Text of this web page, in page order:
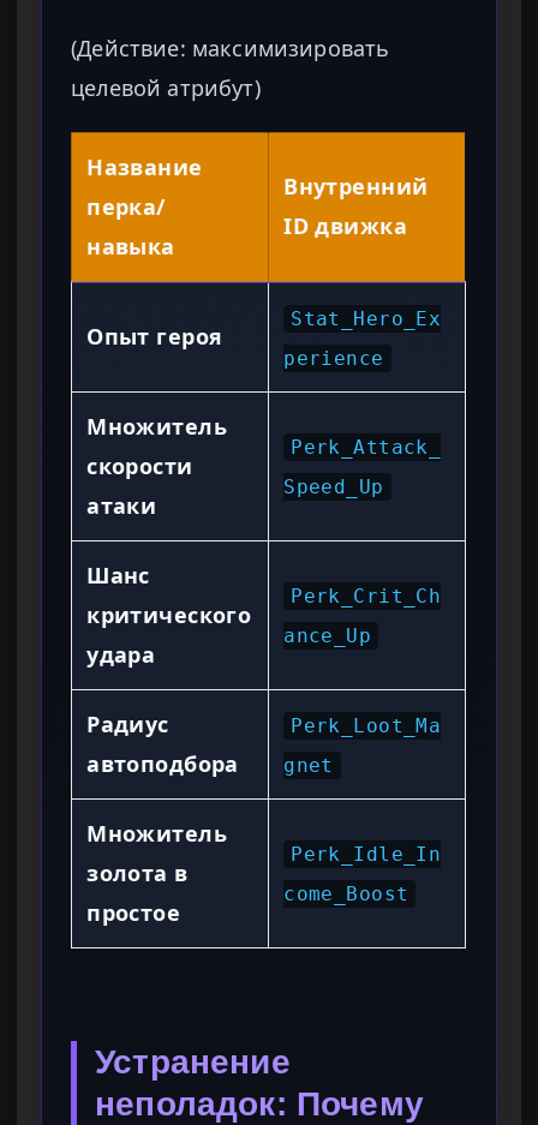
(Действие: максимизировать
целевой атрибут)
Название
перка/
навыка
Внутренний
ID движка
Опыт героя
Stat_Hero_Ex
perience
Множитель
скорости
атаки
Perk_Attack_
Speed_Up
Шанс
критического
удара
Perk_Crit_Ch
ance_Up
Радиус
автоподбора
Perk_Loot_Ma
gnet
Множитель
золота в
простое
Perk_Idle_In
come_Boost
Устранение
неполадок: Почему